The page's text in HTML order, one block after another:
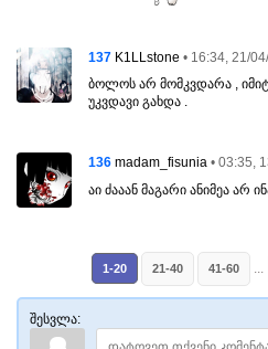
137 K1LLstone • 16:34, 21/
ბოლოს არ მომკვდარა ,
უკვდავი გახდა .
136 madam_fisunia • 03:35,
აი ძააან მაგარი ანიმეა არ
1-20 21-40 41-60 ...
შესვლა: